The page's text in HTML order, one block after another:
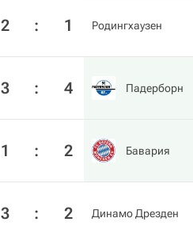
2 : 1 Родингхаузен
3 : 4 Падерборн
1 : 2 Бавария
3 : 2 Динамо Дрезден